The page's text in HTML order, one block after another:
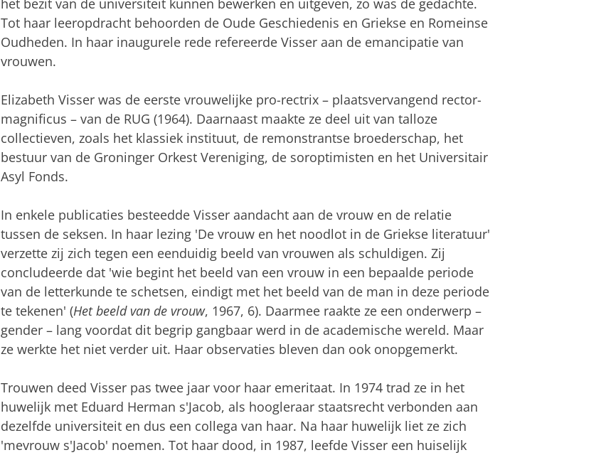
het bezit van de universiteit kunnen bewerken en uitgeven, zo was de gedachte.
Tot haar leeropdracht behoorden de Oude Geschiedenis en Griekse en Romeinse
Oudheden. In haar inaugurele rede refereerde Visser aan de emancipatie van
vrouwen.
Elizabeth Visser was de eerste vrouwelijke pro-rectrix – plaatsvervangend rector-
magnificus – van de RUG (1964). Daarnaast maakte ze deel uit van talloze
collectieven, zoals het klassiek instituut, de remonstrantse broederschap, het
bestuur van de Groninger Orkest Vereniging, de soroptimisten en het Universitair
Asyl Fonds.
In enkele publicaties besteedde Visser aandacht aan de vrouw en de relatie
tussen de seksen. In haar lezing 'De vrouw en het noodlot in de Griekse literatuur'
verzette zij zich tegen een eenduidig beeld van vrouwen als schuldigen. Zij
concludeerde dat 'wie begint het beeld van een vrouw in een bepaalde periode
van de letterkunde te schetsen, eindigt met het beeld van de man in deze periode
te tekenen' (Het beeld van de vrouw, 1967, 6). Daarmee raakte ze een onderwerp –
gender – lang voordat dit begrip gangbaar werd in de academische wereld. Maar
ze werkte het niet verder uit. Haar observaties bleven dan ook onopgemerkt.
Trouwen deed Visser pas twee jaar voor haar emeritaat. In 1974 trad ze in het
huwelijk met Eduard Herman s'Jacob, als hoogleraar staatsrecht verbonden aan
dezelfde universiteit en dus een collega van haar. Na haar huwelijk liet ze zich
'mevrouw s'Jacob' noemen. Tot haar dood, in 1987, leefde Visser een huiselijk